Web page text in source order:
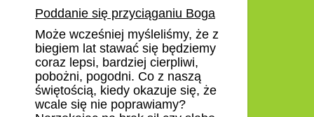
Poddanie się przyciąganiu Boga
Może wcześniej myśleliśmy, że z
biegiem lat stawać się będziemy
coraz lepsi, bardziej cierpliwi,
pobożni, pogodni. Co z naszą
świętością, kiedy okazuje się, że
wcale się nie poprawiamy?